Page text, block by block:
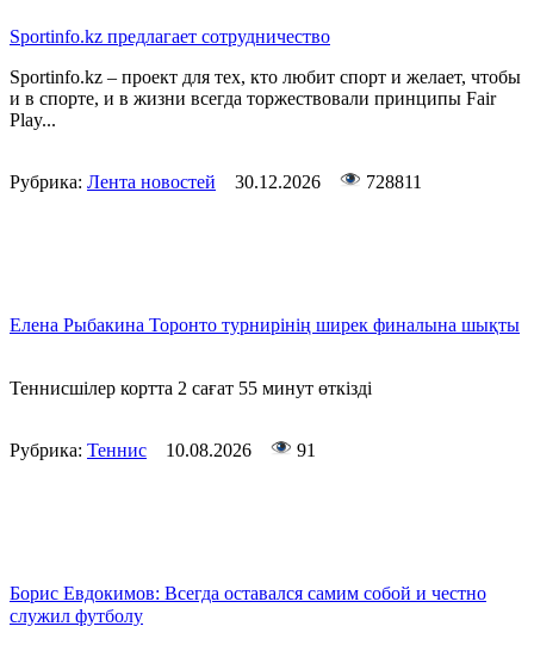
Sportinfo.kz предлагает сотрудничество
Sportinfo.kz – проект для тех, кто любит спорт и желает, чтобы
и в спорте, и в жизни всегда торжествовали принципы Fair
Play...
Рубрика: Лента новостей 30.12.2026 728811
Елена Рыбакина Торонто турнирінің ширек финалына шықты
Теннисшілер кортта 2 сағат 55 минут өткізді
Рубрика: Теннис 10.08.2026 91
Борис Евдокимов: Всегда оставался самим собой и честно
служил футболу